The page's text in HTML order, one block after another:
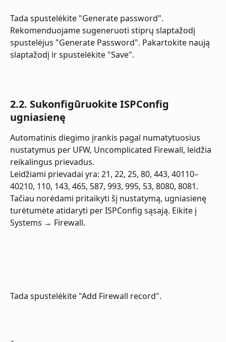
Tada spustelėkite "Generate password".
Rekomenduojame sugeneruoti stiprų slaptažodį
spustelėjus "Generate Password". Pakartokite naują
slaptažodį ir spustelėkite "Save".
2.2. Sukonfigūruokite ISPConfig
ugniasienę
Automatinis diegimo įrankis pagal numatytuosius
nustatymus per UFW, Uncomplicated Firewall, leidžia
reikalingus prievadus.
Leidžiami prievadai yra: 21, 22, 25, 80, 443, 40110–
40210, 110, 143, 465, 587, 993, 995, 53, 8080, 8081.
Tačiau norėdami pritaikyti šį nustatymą, ugniasienę
turėtumėte atidaryti per ISPConfig sąsają. Eikite į
Systems → Firewall.
Tada spustelėkite "Add Firewall record".